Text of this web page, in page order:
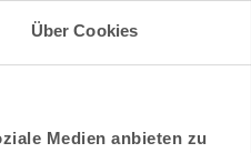
Über Cookies
Medien anbieten zu